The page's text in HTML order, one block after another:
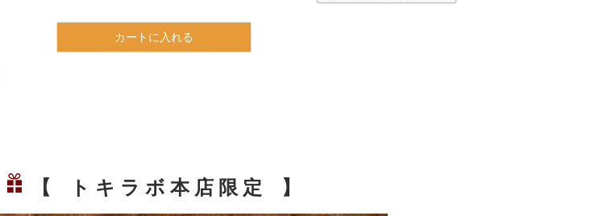
カートに入れる
【 ト キ ラ ボ 本 店 限 定 】